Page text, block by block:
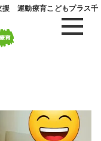
援 運動療育こどもプラス千